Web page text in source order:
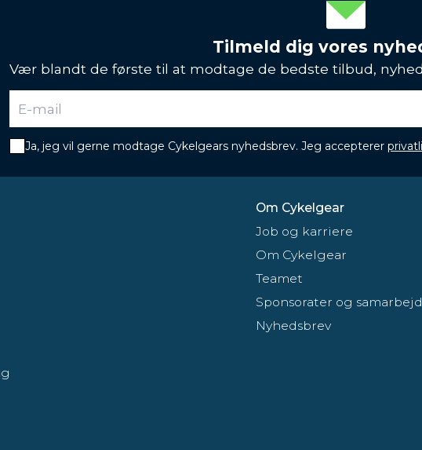
Tilmeld dig vores
Vær blandt de første til at modtage de bedste tilbud,
Ja, jeg vil gerne modtage Cykelgears nyhedsbrev. Jeg accepterer
Om Cykelgear
Job og karriere
Om Cykelgear
Teamet
Sponsorater og
Nyhedsbrev